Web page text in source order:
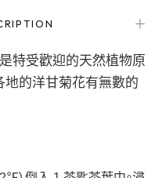
＋
特受歡迎的天然植物原
地的洋甘菊花有無數的